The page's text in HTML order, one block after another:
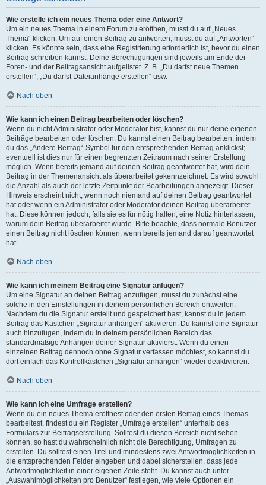
Wie erstelle ich ein neues Thema oder eine Antwort?
Um ein neues Thema in einem Forum zu eröffnen, musst du auf „Neues
Thema“ klicken. Um auf einen Beitrag zu antworten, musst du auf „Antworten“
klicken. Es könnte sein, dass eine Registrierung erforderlich ist, bevor du einen
Beitrag schreiben kannst. Deine Berechtigungen sind jeweils am Ende der
Foren- und der Beitragsansicht aufgelistet. Z. B. „Du darfst neue Themen
erstellen“, „Du darfst Dateianhänge erstellen“ usw.
Nach oben
Wie kann ich einen Beitrag bearbeiten oder löschen?
Wenn du nicht Administrator oder Moderator bist, kannst du nur deine eigenen
Beiträge bearbeiten oder löschen. Du kannst einen Beitrag bearbeiten, indem
du das „Ändere Beitrag“-Symbol für den entsprechenden Beitrag anklickst;
eventuell ist dies nur für einen begrenzten Zeitraum nach seiner Erstellung
möglich. Wenn bereits jemand auf deinen Beitrag geantwortet hat, wird dein
Beitrag in der Themenansicht als überarbeitet gekennzeichnet. Es wird sowohl
die Anzahl als auch der letzte Zeitpunkt der Bearbeitungen angezeigt. Dieser
Hinweis erscheint nicht, wenn noch niemand auf deinen Beitrag geantwortet
hat oder wenn ein Administrator oder Moderator deinen Beitrag überarbeitet
hat. Diese können jedoch, falls sie es für nötig halten, eine Notiz hinterlassen,
warum dein Beitrag überarbeitet wurde. Bitte beachte, dass normale Benutzer
einen Beitrag nicht löschen können, wenn bereits jemand darauf geantwortet
hat.
Nach oben
Wie kann ich meinem Beitrag eine Signatur anfügen?
Um eine Signatur an deinen Beitrag anzufügen, musst du zunächst eine
solche in den Einstellungen in deinem persönlichen Bereich entwerfen.
Nachdem du die Signatur erstellt und gespeichert hast, kannst du in jedem
Beitrag das Kästchen „Signatur anhängen“ aktivieren. Du kannst eine Signatur
auch hinzufügen, indem du in deinem persönlichen Bereich das
standardmäßige Anhängen deiner Signatur aktivierst. Wenn du einen
einzelnen Beitrag dennoch ohne Signatur verfassen möchtest, so kannst du
dort einfach das Kontrollkästchen „Signatur anhängen“ wieder deaktivieren.
Nach oben
Wie kann ich eine Umfrage erstellen?
Wenn du ein neues Thema eröffnest oder den ersten Beitrag eines Themas
bearbeitest, findest du ein Register „Umfrage erstellen“ unterhalb des
Formulars zur Beitragserstellung. Solltest du diesen Bereich nicht sehen
können, so hast du wahrscheinlich nicht die Berechtigung, Umfragen zu
erstellen. Du solltest einen Titel und mindestens zwei Antwortmöglichkeiten in
die entsprechenden Felder eingeben und dabei sicherstellen, dass jede
Antwortmöglichkeit in einer eigenen Zeile steht. Du kannst auch unter
„Auswahlmöglichkeiten pro Benutzer“ festlegen, wie viele Optionen ein